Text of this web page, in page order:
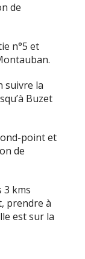
de
n°5 et
suivre la
Buzet
point et
de
3 kms
prendre à
est sur la